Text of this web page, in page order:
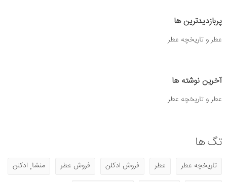
پربازدیدترین ها
عطر و تاریخچه عطر
آخرین نوشته ها
عطر و تاریخچه عطر
تگ ها
تاریخچه عطر عطر فروش ادکلن فروش عطر
منشا ٕ ادکلن